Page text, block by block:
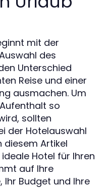
mit der
des
Unterschied
Reise und einer
ausmachen. Um
so
sollten
der Hotelauswahl
diesem Artikel
Hotel für Ihren
auf Ihre
Ihr Budget und Ihre